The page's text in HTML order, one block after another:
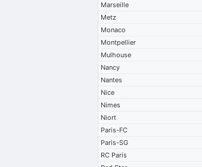
Marseille
Metz
Monaco
Montpellier
Mulhouse
Nancy
Nantes
Nice
Nimes
Niort
Paris-FC
Paris-SG
RC Paris